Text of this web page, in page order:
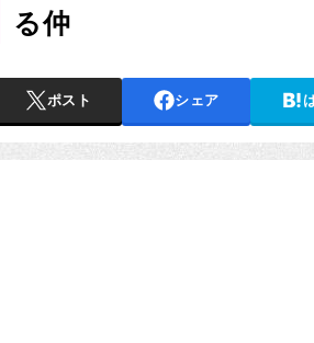
る仲
ポスト シェア